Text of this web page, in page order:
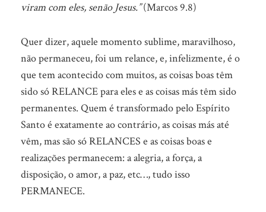
viram com eles, senão Jesus.”(Marcos 9.8)
Quer dizer, aquele momento sublime, maravilhoso,
não permaneceu, foi um relance, e, infelizmente, é o
que tem acontecido com muitos, as coisas boas têm
sido só RELANCE para eles e as coisas más têm sido
permanentes. Quem é transformado pelo Espírito
Santo é exatamente ao contrário, as coisas más até
vêm, mas são só RELANCES e as coisas boas e
realizações permanecem: a alegria, a força, a
disposição, o amor, a paz, etc…, tudo isso
PERMANECE.